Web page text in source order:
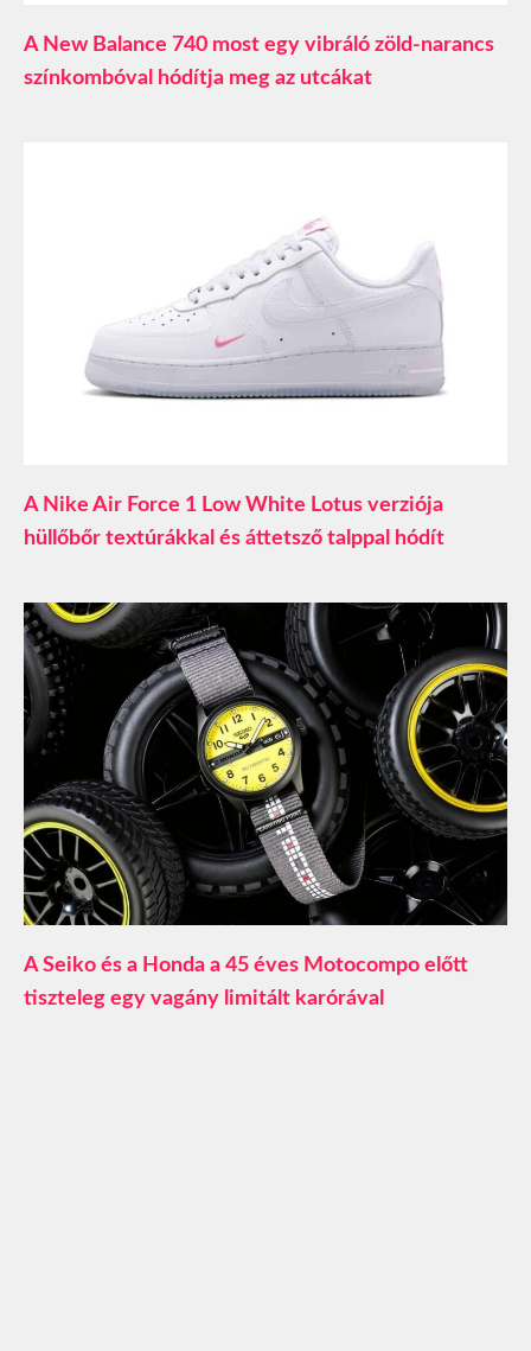
A New Balance 740 most egy vibráló zöld-narancs
színkombóval hódítja meg az utcákat
A Nike Air Force 1 Low White Lotus verziója
hüllőbőr textúrákkal és áttetsző talppal hódít
A Seiko és a Honda a 45 éves Motocompo előtt
tiszteleg egy vagány limitált karórával